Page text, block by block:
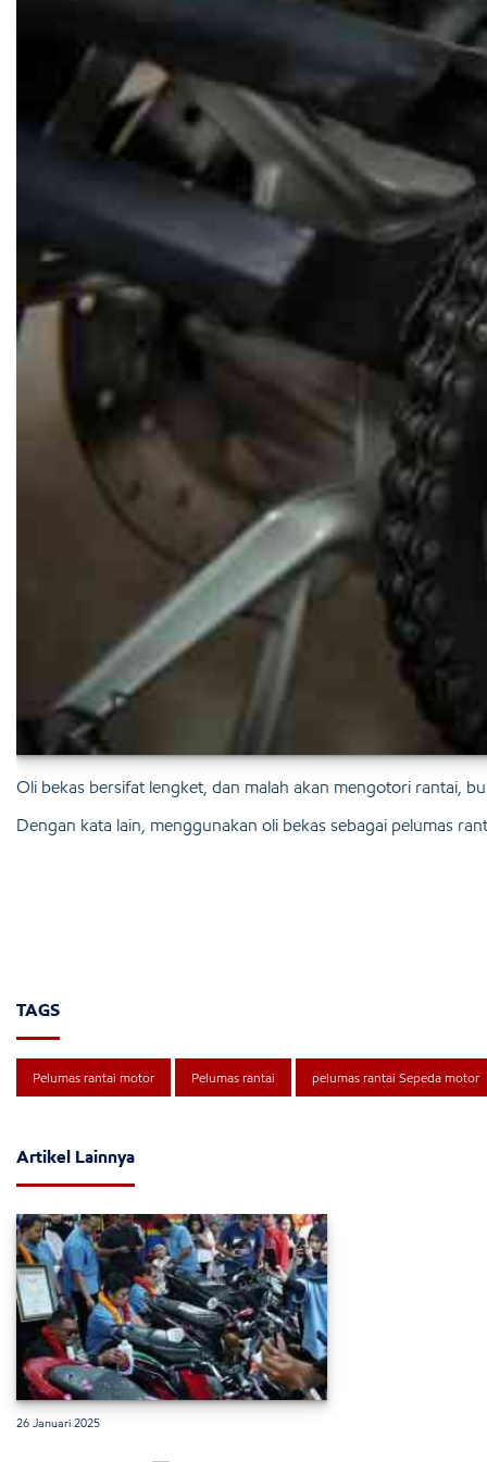
Oli bekas bersifat lengket, dan malah akan mengotori rantai,
Dengan kata lain, menggunakan oli bekas sebagai pelumas
TAGS
Pelumas rantai motor Pelumas rantai pelumas rantai Sepeda motor
Artikel Lainnya
26 Januari 2025